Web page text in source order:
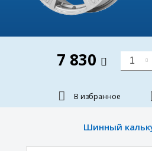
7 830 1
В избранное
Шинный